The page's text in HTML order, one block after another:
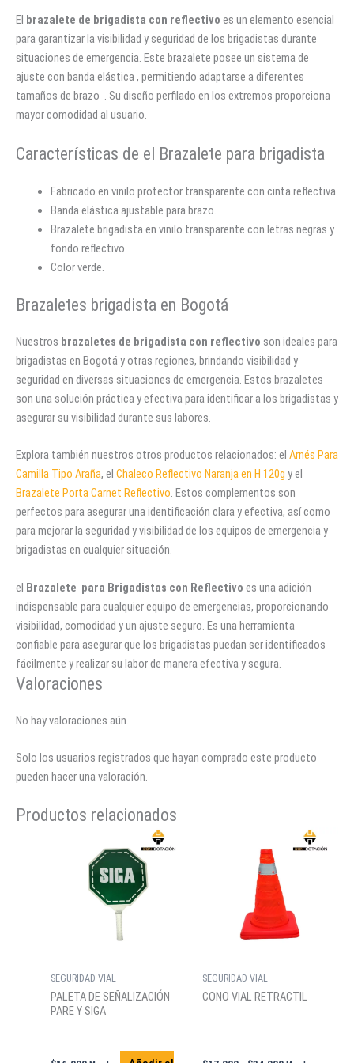
El brazalete de brigadista con reflectivo es un elemento esencial
para garantizar la visibilidad y seguridad de los brigadistas durante
situaciones de emergencia. Este brazalete posee un sistema de
ajuste con banda elástica , permitiendo adaptarse a diferentes
tamaños de brazo . Su diseño perfilado en los extremos proporciona
mayor comodidad al usuario.
Características de el Brazalete para brigadista
Fabricado en vinilo protector transparente con cinta reflectiva.
Banda elástica ajustable para brazo.
Brazalete brigadista en vinilo transparente con letras negras y
fondo reflectivo.
Color verde.
Brazaletes brigadista en Bogotá
Nuestros brazaletes de brigadista con reflectivo son ideales para
brigadistas en Bogotá y otras regiones, brindando visibilidad y
seguridad en diversas situaciones de emergencia. Estos brazaletes
son una solución práctica y efectiva para identificar a los brigadistas y
asegurar su visibilidad durante sus labores.
Explora también nuestros otros productos relacionados: el Arnés Para
Camilla Tipo Araña, el Chaleco Reflectivo Naranja en H 120g y el
Brazalete Porta Carnet Reflectivo. Estos complementos son
perfectos para asegurar una identificación clara y efectiva, así como
para mejorar la seguridad y visibilidad de los equipos de emergencia y
brigadistas en cualquier situación.
el Brazalete para Brigadistas con Reflectivo es una adición
indispensable para cualquier equipo de emergencias, proporcionando
visibilidad, comodidad y un ajuste seguro. Es una herramienta
confiable para asegurar que los brigadistas puedan ser identificados
fácilmente y realizar su labor de manera efectiva y segura.
Valoraciones
No hay valoraciones aún.
Solo los usuarios registrados que hayan comprado este producto
pueden hacer una valoración.
Productos relacionados
SEGURIDAD VIAL
PALETA DE SEÑALIZACIÓN
PARE Y SIGA
SEGURIDAD VIAL
CONO VIAL RETRACTIL
Rango